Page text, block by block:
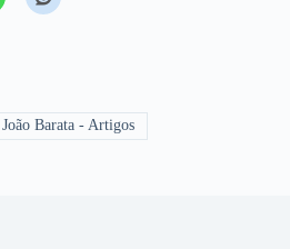
Barata - Artigos